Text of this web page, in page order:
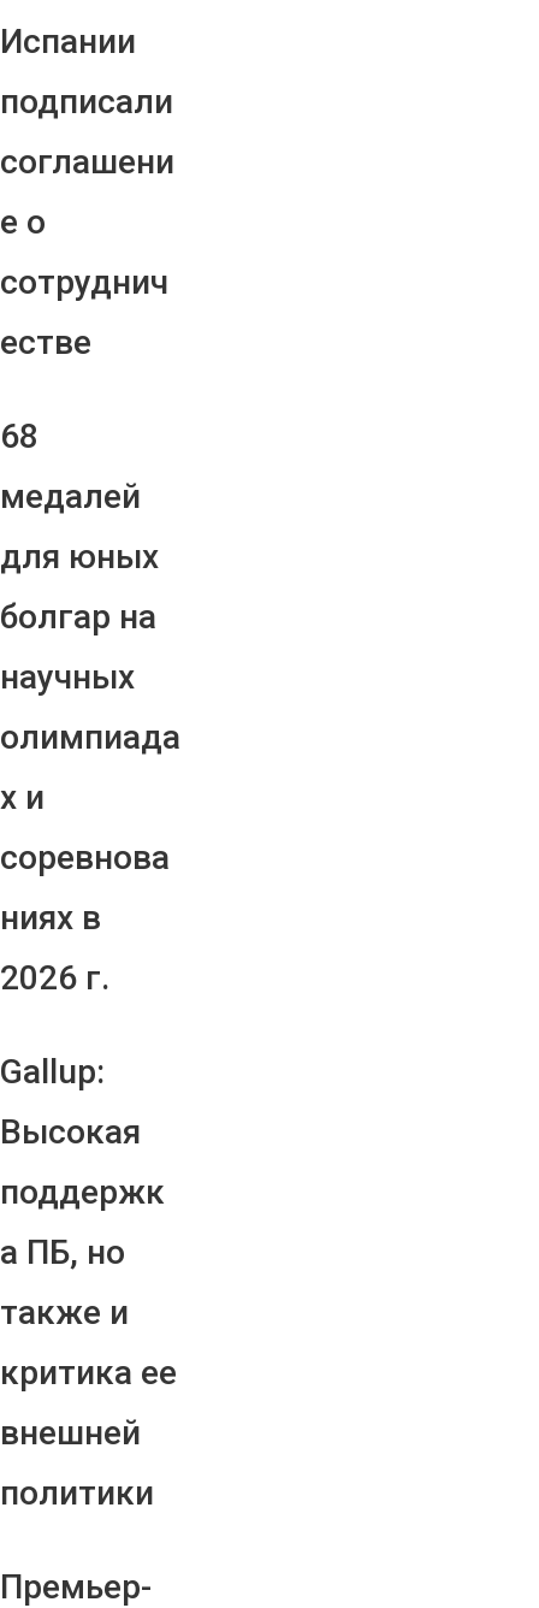
Испании
подписали
соглашени
е о
сотруднич
естве
68
медалей
для юных
болгар на
научных
олимпиада
х и
соревнова
ниях в
2026 г.
Gallup:
Высокая
поддержк
а ПБ, но
также и
критика ее
внешней
политики
Премьер-